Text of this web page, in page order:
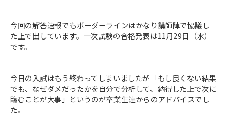
今回の解答速報でもボーダーラインはかなり講師陣で協議し
た上で出しています。一次試験の合格発表は11月29日（水）
です。
今日の入試はもう終わってしまいましたが「もし良くない結果
でも、なぜダメだったかを自分で分析して、納得した上で次に
臨むことが大事」というのが卒業生達からのアドバイスでし
た。